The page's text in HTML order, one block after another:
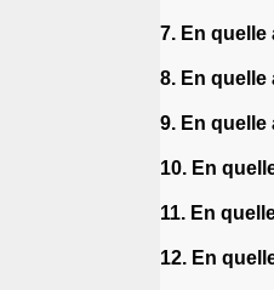
7. En quelle
8. En quelle
9. En quelle
10. En
11. En
12. En